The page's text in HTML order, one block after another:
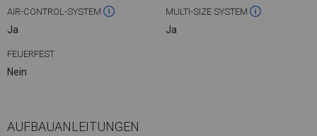
AIR-CONTROL-SYSTEM
Ja
MULTI-SIZE SYSTEM
Ja
FEUERFEST
Nein
AUFBAUANLEITUNGEN